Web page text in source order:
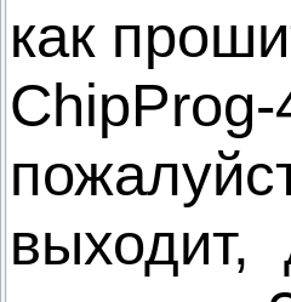
как
ChipProg-
выходит,